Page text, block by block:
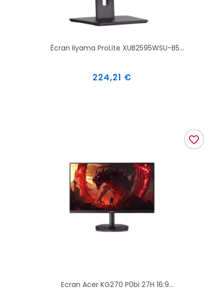
Écran Iiyama ProLite XUB2595WSU-B5...
Prix
224,21 €
Ecran Acer KG270 P0bi 27H 16:9...
favorite_border